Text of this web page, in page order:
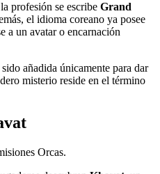
profesión se escribe Grand
el idioma coreano ya posee
a un avatar o encarnación
añadida únicamente para dar
misterio reside en el término
Orcas.